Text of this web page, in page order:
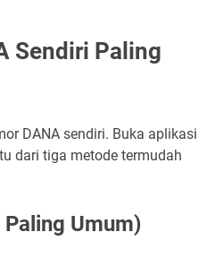
Sendiri Paling
DANA sendiri. Buka aplikasi
dari tiga metode termudah
Umum)